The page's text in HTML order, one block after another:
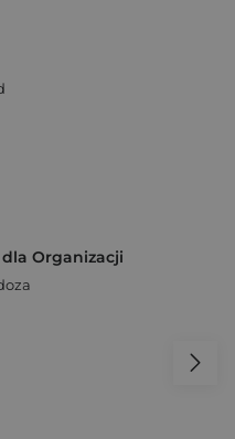
Organizacji